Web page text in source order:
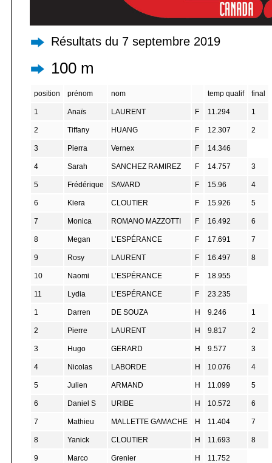
Résultats du 7 septembre 2019
100 m
position prénom nom temp qualif final
1 Anaïs LAURENT F 11.294 1
2 Tiffany HUANG F 12.307 2
3 Pierra Vernex F 14.346
4 Sarah SANCHEZ RAMIREZ F 14.757 3
5 Frédérique SAVARD F 15.96 4
6 Kiera CLOUTIER F 15.926 5
7 Monica ROMANO MAZZOTTI F 16.492 6
8 Megan L’ESPÉRANCE F 17.691 7
9 Rosy LAURENT F 16.497 8
10 Naomi L’ESPÉRANCE F 18.955
11 Lydia L’ESPÉRANCE F 23.235
1 Darren DE SOUZA H 9.246 1
2 Pierre LAURENT H 9.817 2
3 Hugo GERARD H 9.577 3
4 Nicolas LABORDE H 10.076 4
5 Julien ARMAND H 11.099 5
6 Daniel S URIBE H 10.572 6
7 Mathieu MALLETTE GAMACHE H 11.404 7
8 Yanick CLOUTIER H 11.693 8
9 Marco Grenier H 11.752